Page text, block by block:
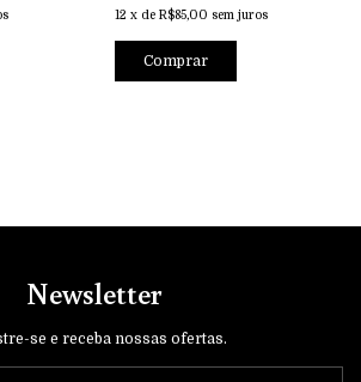
12 x de R$85,00 sem juros
Comprar
Newsletter
se e receba nossas ofertas.